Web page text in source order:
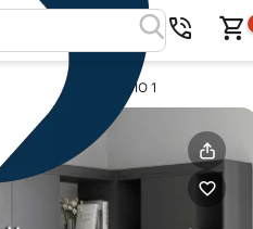
pe colt ALESSIO 1